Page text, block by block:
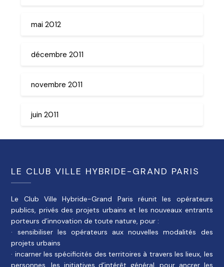
mai 2012
décembre 2011
novembre 2011
juin 2011
LE CLUB VILLE HYBRIDE-GRAND PARIS
Le Club Ville Hybride-Grand Paris réunit les opérateurs
publics, privés des projets urbains et les nouveaux entrants
porteurs d’innovation de toute nature, pour :
· sensibiliser les opérateurs aux nouvelles modalités des
projets urbains
· incarner les spécificités des territoires à travers les lieux, les
personnes, les initiatives d’intérêt général, pour ancrer les